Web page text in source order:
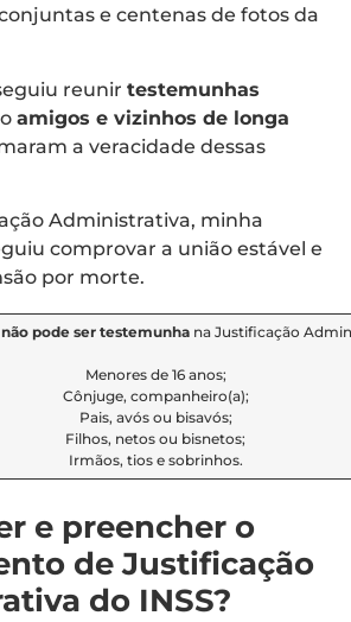
e centenas de fotos da
reunir testemunhas
amigos e vizinhos de longa
a veracidade dessas
Administrativa, minha
comprovar a união estável e
por morte.
não pode ser testemunha na Justificação
Menores de 16 anos;
Cônjuge, companheiro(a);
Pais, avós ou bisavós;
Filhos, netos ou bisnetos;
Irmãos, tios e sobrinhos.
e preencher o
de Justificação
do INSS?